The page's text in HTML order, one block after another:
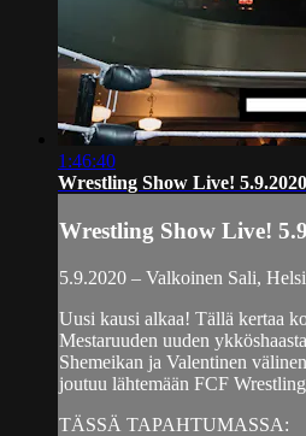
1:46:40
Wrestling Show Live!
Wrestling Show Live!
5.9.2020 – Valkoinen Sali,
Uusi kausi alkaa! Tällä kertaa
Mestaruuden uuden
Shemeikan ja Valentinen
joutuu lähtemään FCF
TÄSSÄ TAPAHTUMASSA: